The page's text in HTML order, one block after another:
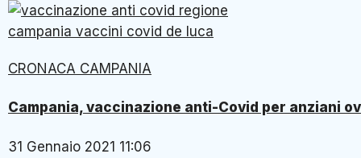
CRONACA CAMPANIA
Campania, vaccinazione anti-Covid per anziani
31 Gennaio 2021 11:06